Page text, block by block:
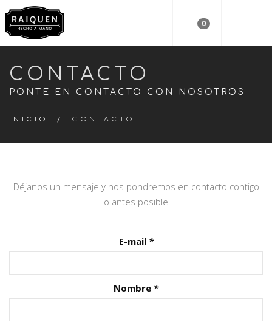
0
CONTACTO
PONTE EN CONTACTO CON NOSOTROS
INICIO / CONTACTO
Déjanos un mensaje y nos pondremos en contacto contigo
lo antes posible.
E-mail *
Nombre *